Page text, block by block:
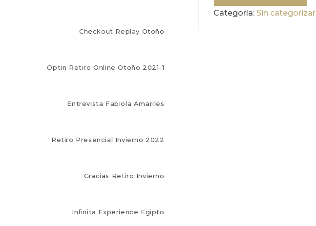
cantidad
Categoría: Sin categorizar
Checkout Replay Otoño
Optin Retiro Online Otoño 2021-1
Entrevista Fabiola Amariles
Retiro Presencial Invierno 2022
Gracias Retiro Invierno
Infinita Experience Egipto